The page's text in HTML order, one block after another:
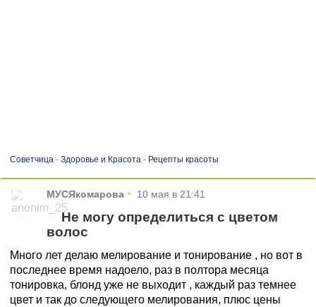
Советчица- Здоровье и Красота- Рецепты красоты
МУСЯкомарова • 10 мая в 21:41
Не могу определиться с цветом
волос
Много лет делаю мелирование и тонирование , но вот в
последнее время надоело, раз в полтора месяца
тонировка, блонд уже не выходит , каждый раз темнее
цвет и так до следующего мелирования, плюс цены